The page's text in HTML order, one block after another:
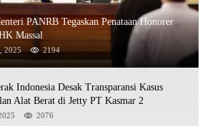
PANRB Tegaskan Penataan Honorer
Massal
2025 2194
Indonesia Desak Transparansi Kasus
Alat Berat di Jetty PT Kasmar 2
2076